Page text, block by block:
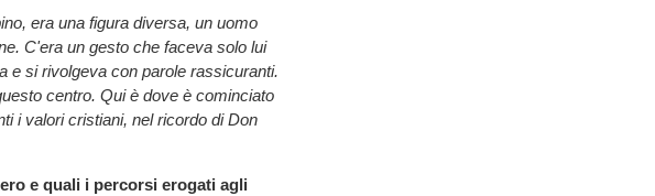
era una figura diversa, un uomo
C'era un gesto che faceva solo lui
e si rivolgeva con parole rassicuranti.
centro. Qui è dove è cominciato
i valori cristiani, nel ricordo di Don
e quali i percorsi erogati agli